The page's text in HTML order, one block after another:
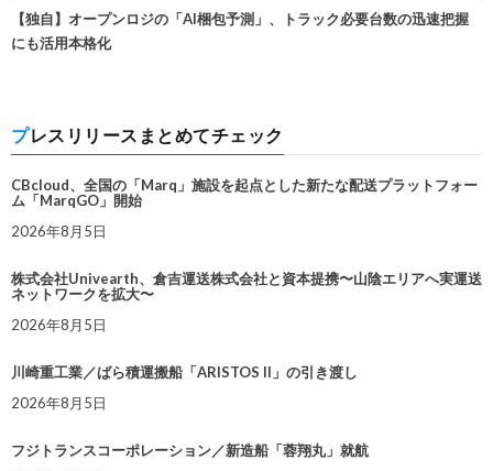
【独自】オープンロジの「AI梱包予測」、トラック必要台数の迅速把握
にも活用本格化
プレスリリースまとめてチェック
CBcloud、全国の「Marq」施設を起点とした新たな配送プラットフォー
ム「MarqGO」開始
2026年8月5日
株式会社Univearth、倉吉運送株式会社と資本提携〜山陰エリアへ実運送
ネットワークを拡大〜
2026年8月5日
川崎重工業／ばら積運搬船「ARISTOS II」の引き渡し
2026年8月5日
フジトランスコーポレーション／新造船「蓉翔丸」就航